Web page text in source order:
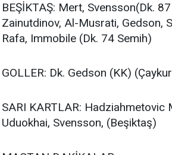
BEŞİKTAŞ: Mert, Svensson(Dk.
Zainutdinov, Al-Musrati, Gedson,
Rafa, Immobile (Dk. 74 Semih)
GOLLER: Dk. Gedson (KK)
SARI KARTLAR: Hadziahmetovic
Uduokhai, Svensson, (Beşiktaş)